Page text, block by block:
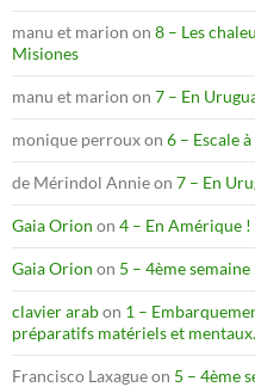
manu et marion on 8 – Les
Misiones
manu et marion on 7 – En
monique perrouxon 6 – Escale
de Mérindol Annieon 7 – En
Gaia Orion on 4 – En Amérique !
Gaia Orion on 5 – 4ème
clavier arabon 1 –
préparatifs matériels et mentaux.
Francisco Laxagueon 5 – 4ème